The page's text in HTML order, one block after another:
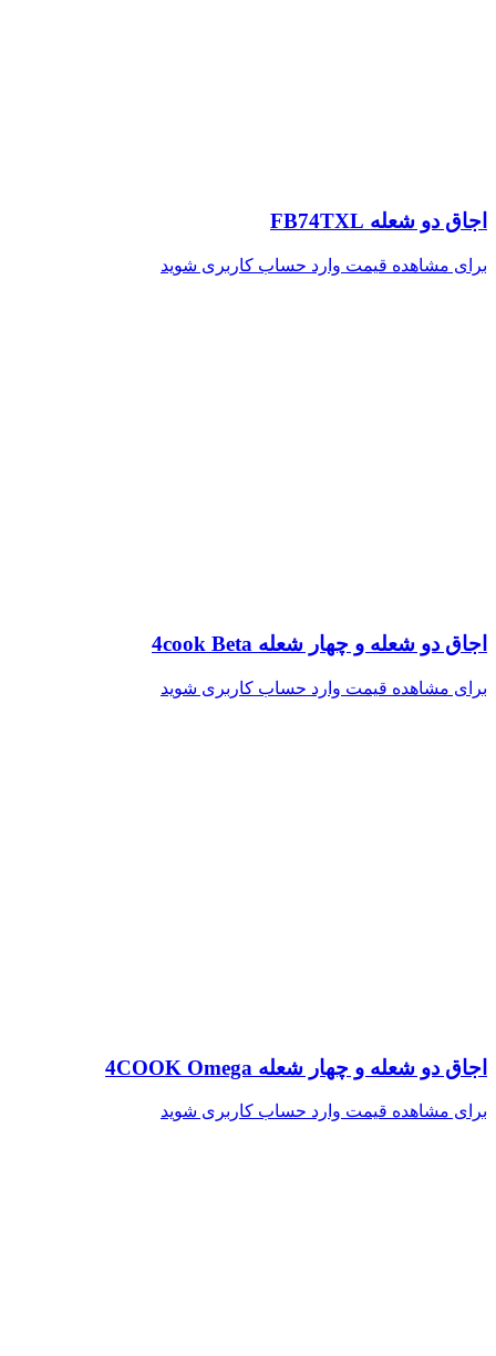
اجاق دو شعله FB74TXL
برای مشاهده قیمت وارد حساب کاربری شوید
اجاق دو شعله و چهار شعله 4cook Beta
برای مشاهده قیمت وارد حساب کاربری شوید
اجاق دو شعله و چهار شعله 4COOK Omega
برای مشاهده قیمت وارد حساب کاربری شوید